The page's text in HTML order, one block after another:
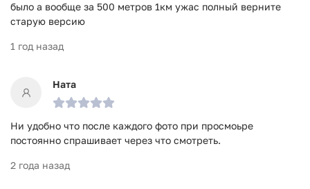
было а вообще за 500 метров 1км ужас полный верните
старую версию
1 год назад
Ната
Ни удобно что после каждого фото при просмоьре
постоянно спрашивает через что смотреть.
2 года назад